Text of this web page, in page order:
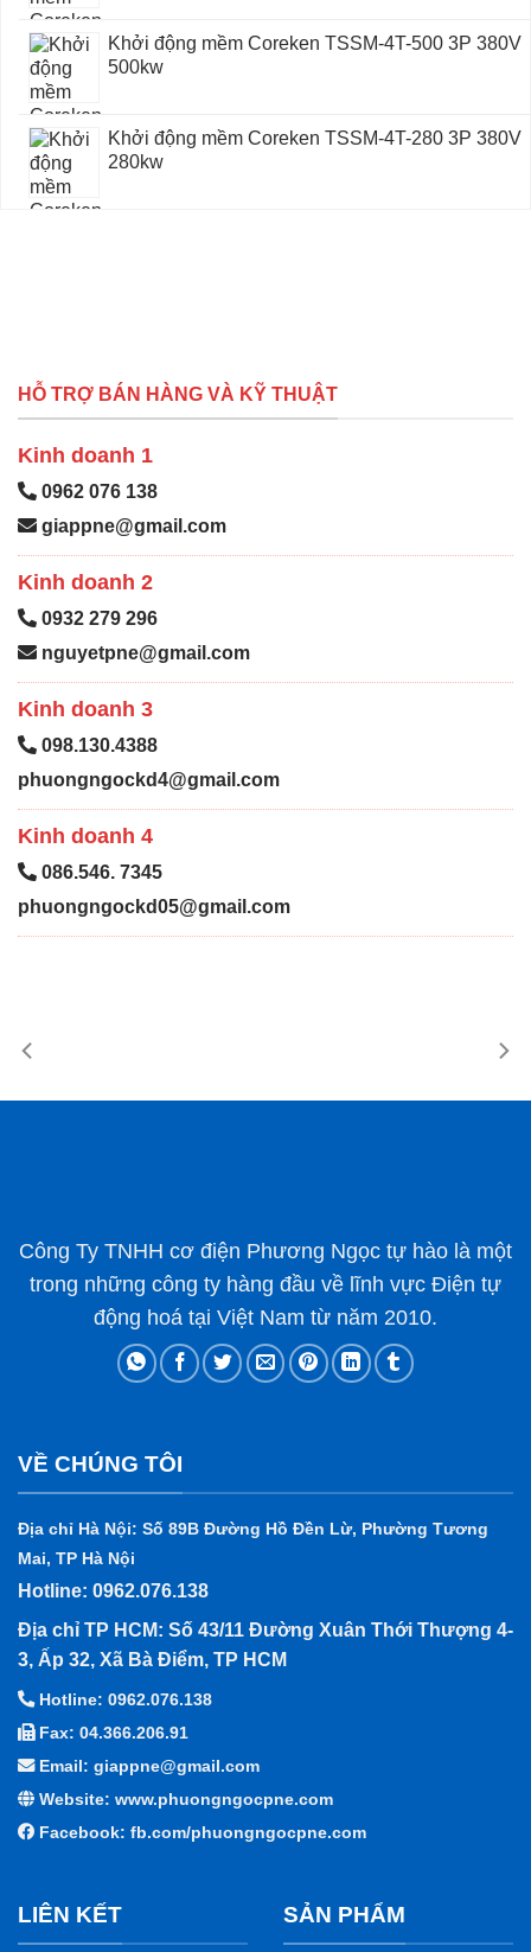
Khởi động mềm Coreken TSSM-4T-500 3P 380V
500kw
Khởi động mềm Coreken TSSM-4T-280 3P 380V
280kw
HỖ TRỢ BÁN HÀNG VÀ KỸ THUẬT
Kinh doanh 1
0962 076 138
giappne@gmail.com
Kinh doanh 2
0932 279 296
nguyetpne@gmail.com
Kinh doanh 3
098.130.4388
phuongngockd4@gmail.com
Kinh doanh 4
086.546. 7345
phuongngockd05@gmail.com
Công Ty TNHH cơ điện Phương Ngọc tự hào là một
trong những công ty hàng đầu về lĩnh vực Điện tự
động hoá tại Việt Nam từ năm 2010.
VỀ CHÚNG TÔI
Địa chỉ Hà Nội: Số 89B Đường Hồ Đền Lừ, Phường Tương
Mai, TP Hà Nội
Hotline: 0962.076.138
Địa chỉ TP HCM: Số 43/11 Đường Xuân Thới Thượng 4-
3, Ấp 32, Xã Bà Điểm, TP HCM
Hotline: 0962.076.138
Fax: 04.366.206.91
Email: giappne@gmail.com
Website: www.phuongngocpne.com
Facebook: fb.com/phuongngocpne.com
LIÊN KẾT SẢN PHẨM